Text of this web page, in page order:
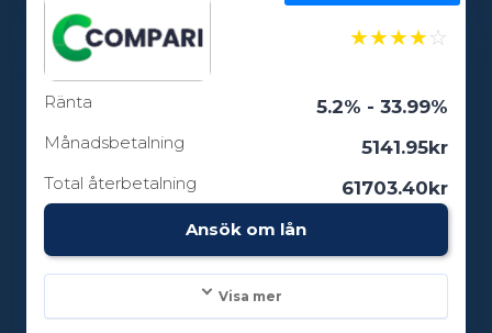
★★★★☆
Ränta 5.2% - 33.99%
Månadsbetalning 5141.95kr
Total återbetalning 61703.40kr
Ansök om lån
Visa mer